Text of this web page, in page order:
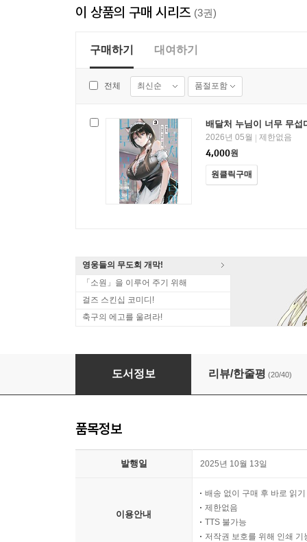
이 상품의 구매 시리즈 (3권)
구매하기 대여하기
전체 최신순 품절포함
배달처 누님이 너무 무섭
2026년 05월
제한없음
4,000원
원클릭구매
영웅들의 무도회 개막!
「소원」을 이루어 주기 위해
걸즈 스킨십 코미디!
축구의 에고를 울려라!
배달처 누님이 너무 무섭다
도서정보 리뷰/한줄평 (20/40)
품목정보
발행일 2025년 10월 13일
이용안내
배송 없이 구매 후 바로 읽기
제한없음
TTS 불가능
저작권 보호를 위해 인쇄 기